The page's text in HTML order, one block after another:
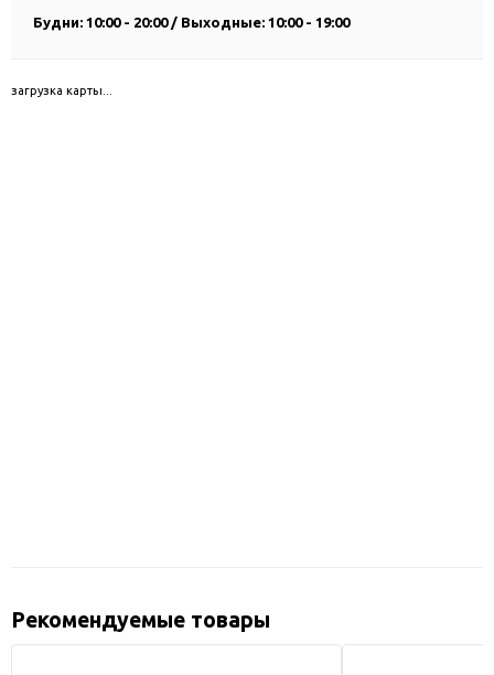
Будни: 10:00 - 20:00 / Выходные: 10:00 - 19:00
загрузка карты...
Рекомендуемые товары